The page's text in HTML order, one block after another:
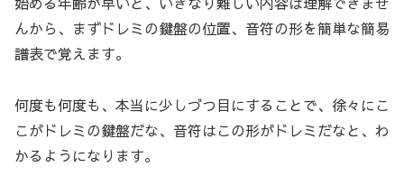
んから、まずドレミの鍵盤の位置、音符の形を簡単な簡易
譜表で覚えます。
何度も何度も、本当に少しづつ目にすることで、徐々にこ
こがドレミの鍵盤だな、音符はこの形がドレミだなと、わ
かるようになります。